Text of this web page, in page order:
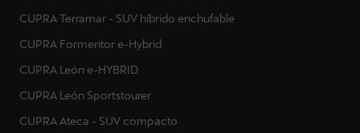
CUPRA Terramar - SUV híbrido enchufable
CUPRA Formentor e-Hybrid
CUPRA León e-HYBRID
CUPRA León Sportstourer
CUPRA Ateca - SUV compacto